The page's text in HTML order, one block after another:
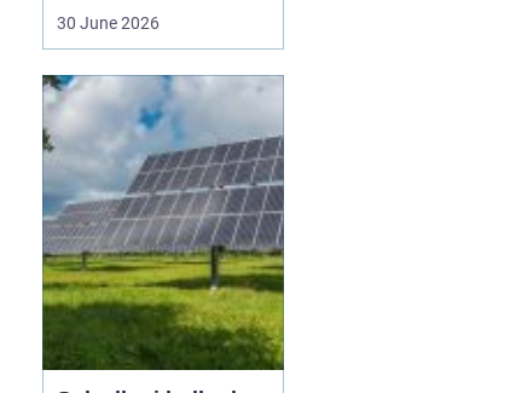
for langt eller for tungt til
bare at kunne læsses på
en almindelig lastbil.
Når...
30 June 2026